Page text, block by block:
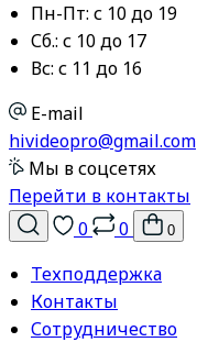
Пн-Пт: с 10 до 19
Сб.: с 10 до 17
Вс: с 11 до 16
E-mail
hivideopro@gmail.com
Мы в соцсетях
Перейти в контакты
0
0 0
Техподдержка
Контакты
Сотрудничество